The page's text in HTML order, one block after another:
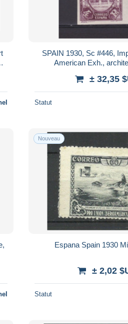
SPAIN 1930, Sc #446,
American Exh.,
± 32,35
Statut
Nouveau
Espana Spain 1930
± 2,02
Statut